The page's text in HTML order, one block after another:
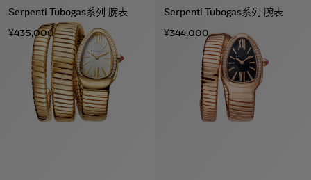
Serpenti Tubogas系列 腕表
¥435,000
Serpenti Tubogas系列 腕表
¥344,000